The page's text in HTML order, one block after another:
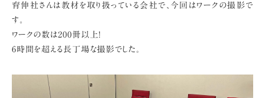
育伸社さんは教材を取り扱っている会社で、今回はワークの撮影で
す。
ワークの数は200冊以上!
6時間を超える長丁場な撮影でした。